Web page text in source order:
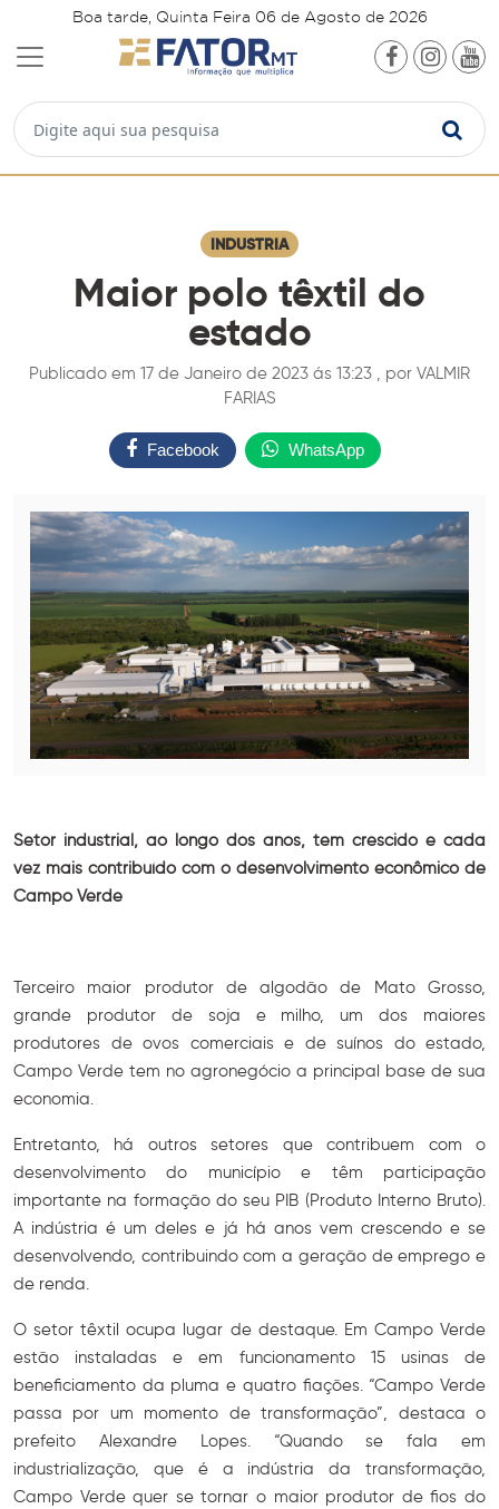
Boa tarde, Quinta Feira 06 de Agosto de 2026
INDUSTRIA
Maior polo têxtil do
estado
Publicado em 17 de Janeiro de 2023 ás 13:23 , por VALMIR
FARIAS
Facebook WhatsApp
Setor industrial, ao longo dos anos, tem crescido e cada
vez mais contribuído com o desenvolvimento econômico de
Campo Verde
Terceiro maior produtor de algodão de Mato Grosso,
grande produtor de soja e milho, um dos maiores
produtores de ovos comerciais e de suínos do estado,
Campo Verde tem no agronegócio a principal base de sua
economia.
Entretanto, há outros setores que contribuem com o
desenvolvimento do município e têm participação
importante na formação do seu PIB (Produto Interno Bruto).
A indústria é um deles e já há anos vem crescendo e se
desenvolvendo, contribuindo com a geração de emprego e
de renda.
O setor têxtil ocupa lugar de destaque. Em Campo Verde
estão instaladas e em funcionamento 15 usinas de
beneficiamento da pluma e quatro fiações. “Campo Verde
passa por um momento de transformação”, destaca o
prefeito Alexandre Lopes. “Quando se fala em
industrialização, que é a indústria da transformação,
Campo Verde quer se tornar o maior produtor de fios do